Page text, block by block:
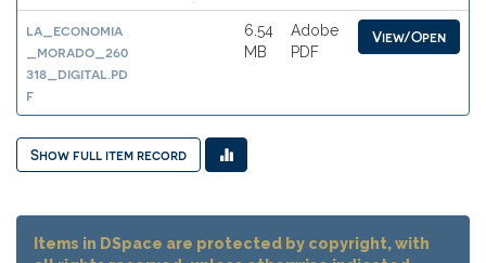
la_economia
_morado_260
318_digital.pd
f
6.54
MB
Adobe
PDF
View/Open
Show full item record
Items in DSpace are protected by copyright, with